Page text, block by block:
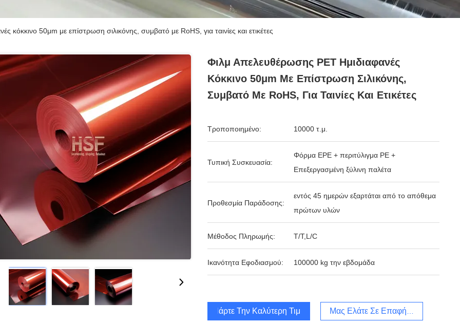
κόκκινο 50μm με επίστρωση σιλικόνης, συμβατό με RoHS, για ταινίες και ετικέτες
Φιλμ Απελευθέρωσης PET Ημιδιαφανές
Κόκκινο 50μm Με Επίστρωση Σιλικόνης,
Συμβατό Με RoHS, Για Ταινίες Και Ετικέτες
Τροποποιημένο: 10000 τ.μ.
Τυπική Συσκευασία:
Φόρμα EPE + περιτύλιγμα PE +
Επεξεργασμένη ξύλινη παλέτα
Προθεσμία Παράδοσης:
εντός 45 ημερών εξαρτάται από το απόθεμα
πρώτων υλών
Μέθοδος Πληρωμής: T/T,L/C
Ικανότητα Εφοδιασμού: 100000 kg την εβδομάδα
Πάρτε Την Καλύτερη Τιμή Μας Ελάτε Σε Επαφή Με